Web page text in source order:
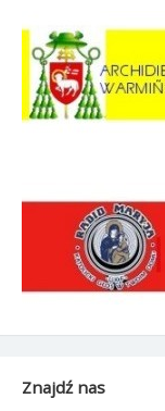
Znajdź nas